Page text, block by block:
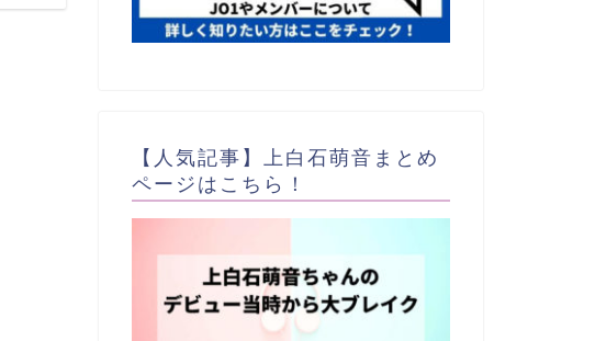
【人気記事】上白石萌音まとめ
ページはこちら！